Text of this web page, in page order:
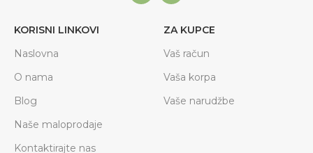
KORISNI LINKOVI
Naslovna
O nama
Blog
Naše maloprodaje
Kontaktirajte nas
ZA KUPCE
Vaš račun
Vaša korpa
Vaše narudžbe